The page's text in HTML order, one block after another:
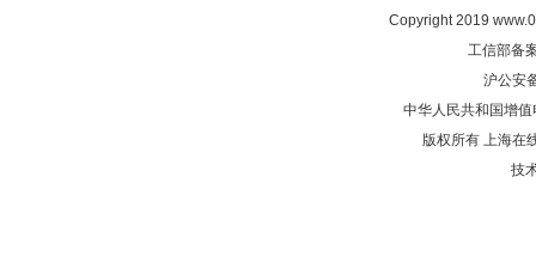
Copyright 2019
工信部备
沪公安
中华人民共和国增
版权所有 上海在
技